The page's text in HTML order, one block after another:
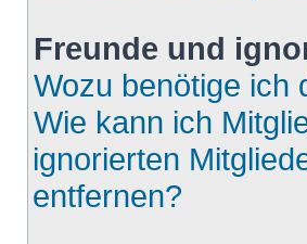
Freunde und
Wozu benötige ich
Wie kann ich
ignorierten
entfernen?